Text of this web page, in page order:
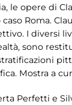
le opere di
Roma.
I diversi
sono
Mostra a
Perfetti e